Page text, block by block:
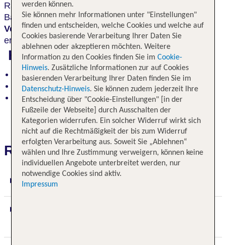
Rajputen und Maharajas mit ihren
Bauten und faszinierenden Städten:glanzvolle
Vergangenheitund pulsierende Gegenwart. Du
erlebstTradition und Rituale.
Highlights
Jaipur – wunderschönes Fort Amber
Liebeserklärung Taj Mahal
Varanasi mit Bootsfahrt
Reiseverlauf
1. Tag: Delhi
werden können.
Sie können mehr Informationen unter "Einstellungen"
finden und entscheiden, welche Cookies und welche auf
Cookies basierende Verarbeitung Ihrer Daten Sie
ablehnen oder akzeptieren möchten. Weitere
Information zu den Cookies finden Sie im Cookie-
Hinweis. Zusätzliche Informationen zur auf Cookies
basierenden Verarbeitung Ihrer Daten finden Sie im
Datenschutz-Hinweis. Sie können zudem jederzeit Ihre
Entscheidung über "Cookie-Einstellungen" [in der
Fußzeile der Webseite] durch Ausschalten der
Kategorien widerrufen. Ein solcher Widerruf wirkt sich
nicht auf die Rechtmäßigkeit der bis zum Widerruf
erfolgten Verarbeitung aus. Soweit Sie „Ablehnen“
wählen und Ihre Zustimmung verweigern, können keine
individuellen Angebote unterbreitet werden, nur
notwendige Cookies sind aktiv.
Impressum